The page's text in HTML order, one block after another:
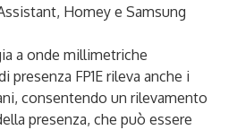
Homey e Samsung
a onde millimetriche
presenza FP1E rileva anche i
consentendo un rilevamento
presenza, che può essere